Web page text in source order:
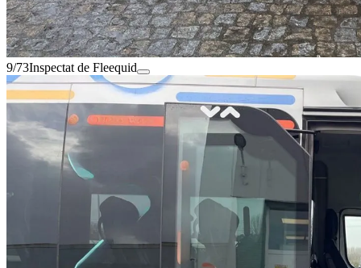
9/73Inspectat de Fleequid